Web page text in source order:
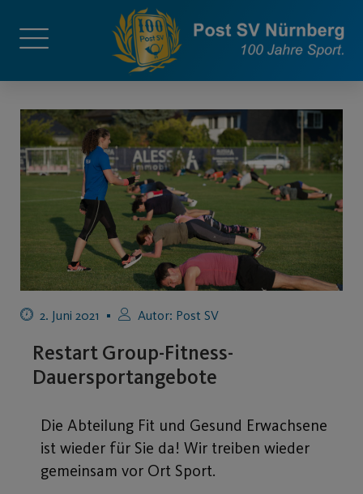
2. Juni 2021 Autor: Post SV
Restart Group-Fitness-
Dauersportangebote
Die Abteilung Fit und Gesund Erwachsene
ist wieder für Sie da! Wir treiben wieder
gemeinsam vor Ort Sport.